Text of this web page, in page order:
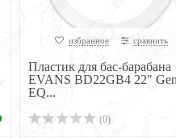
избранное сравнить
Пластик для бас-барабана
EVANS BD22GB4 22"
EQ...
(0)